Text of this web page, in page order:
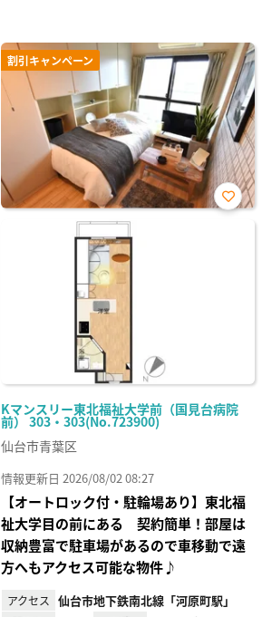
割引キャンペーン
Kマンスリー東北福祉大学前（国見台病院
前） 303・303(No.723900)
お気
仙台市青葉区
情報更新日 2026/08/02 08:27
【オートロック付・駐輪場あり】東北福
祉大学目の前にある 契約簡単！部屋は
収納豊富で駐車場があるので車移動で遠
方へもアクセス可能な物件♪
アクセス 仙台市地下鉄南北線「河原町駅」